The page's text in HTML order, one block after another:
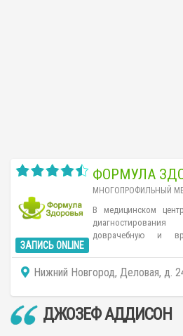
ЗАПИСЬ ONLINE
ФОРМУЛА
МНОГОПРОФИЛЬНЫЙ
В медицинском
доврачебную и
невролога,
Прием проводится по
Нижний Новгород, Деловая, д.
ДЖОЗЕФ АДДИСОН